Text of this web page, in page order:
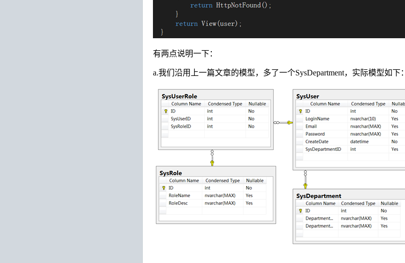
有两点说明一下：
a.我们沿用上一篇文章的模型，多了一个SysDepartment，实际模型如下：